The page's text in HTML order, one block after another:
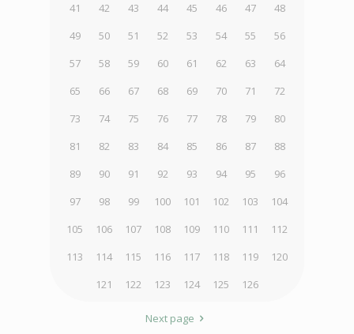
41
42 43 44 45 46 47
48
49
50 51 52 53 54 55
56
57
58 59 60 61 62 63
64
65
66 67 68 69 70 71
72
73
74 75 76 77 78 79
80
81
82 83 84 85 86 87
88
89
90 91 92 93 94 95
96
97
98 99 100 101 102 103
104
105
106 107 108 109 110 111
112
113
114 115 116 117 118 119
120
121
122 123 124 125 126
Next page